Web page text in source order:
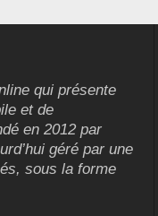
qui présente
et de
en 2012 par
géré par une
sous la forme